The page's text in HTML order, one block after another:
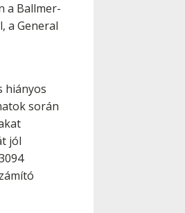
a Ballmer-
a General
hiányos
során
jól